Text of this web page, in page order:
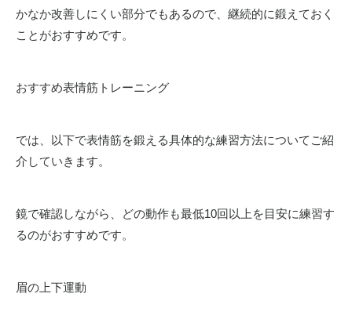
かなか改善しにくい部分でもあるので、継続的に鍛えておく
ことがおすすめです。
おすすめ表情筋トレーニング
では、以下で表情筋を鍛える具体的な練習方法についてご紹
介していきます。
鏡で確認しながら、どの動作も最低10回以上を目安に練習す
るのがおすすめです。
眉の上下運動